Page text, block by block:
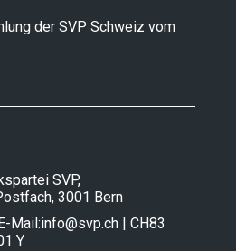
der SVP Schweiz vom
SVP,
3001 Bern
Mail:info@svp.ch | CH83
Y